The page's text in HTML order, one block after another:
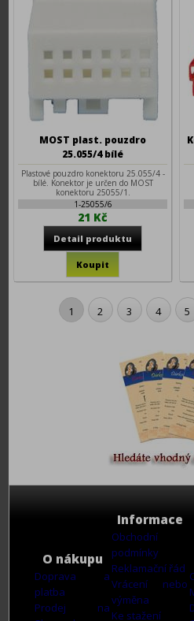
MOST plast. pouzdro
25.055/4 bílé
Plastové pouzdro konektoru 25.055/4 -
bílé. Konektor je určen do MOST
konektoru 25055/1.
1-25055/6
21 Kč
1 2 3 4 5
O nákupu
Doprava a
platba
Prodej na
Informace
Obchodní
podmínky
Reklamační řád
Vrácení nebo
výměna
Ke stažení